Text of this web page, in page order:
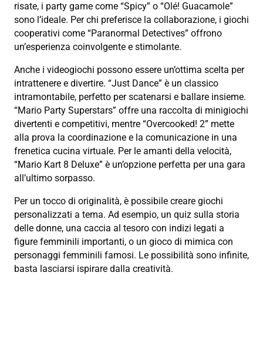
risate, i party game come “Spicy” o “Olé! Guacamole”
sono l’ideale. Per chi preferisce la collaborazione, i giochi
cooperativi come “Paranormal Detectives” offrono
un’esperienza coinvolgente e stimolante.
Anche i videogiochi possono essere un’ottima scelta per
intrattenere e divertire. “Just Dance” è un classico
intramontabile, perfetto per scatenarsi e ballare insieme.
“Mario Party Superstars” offre una raccolta di minigiochi
divertenti e competitivi, mentre “Overcooked! 2” mette
alla prova la coordinazione e la comunicazione in una
frenetica cucina virtuale. Per le amanti della velocità,
“Mario Kart 8 Deluxe” è un’opzione perfetta per una gara
all’ultimo sorpasso.
Per un tocco di originalità, è possibile creare giochi
personalizzati a tema. Ad esempio, un quiz sulla storia
delle donne, una caccia al tesoro con indizi legati a
figure femminili importanti, o un gioco di mimica con
personaggi femminili famosi. Le possibilità sono infinite,
basta lasciarsi ispirare dalla creatività.